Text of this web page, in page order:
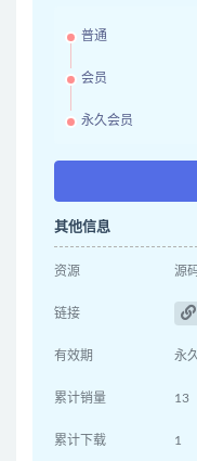
普通
会员
永久会员
其他信息
资源 源
链接
有效期 永
累计销量 13
累计下载 1